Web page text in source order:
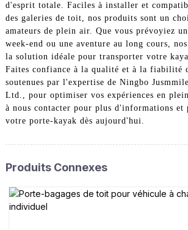
d'esprit totale. Faciles à installer et
des galeries de toit, nos produits sont un
amateurs de plein air. Que vous prévoyiez
week-end ou une aventure au long cours,
la solution idéale pour transporter votre
Faites confiance à la qualité et à la fiabilité
soutenues par l'expertise de Ningbo
Ltd., pour optimiser vos expériences en
à nous contacter pour plus d'informations et
votre porte-kayak dès aujourd'hui.
Produits Connexes